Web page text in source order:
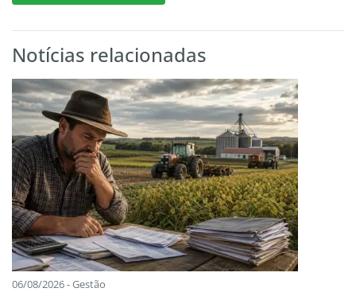
Notícias relacionadas
06/08/2026 - Gestão